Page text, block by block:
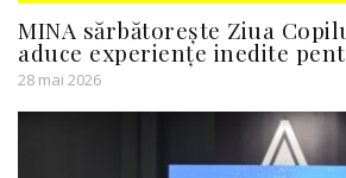
MINA sărbătorește Ziua
aduce experiențe inedite
28 mai 2026